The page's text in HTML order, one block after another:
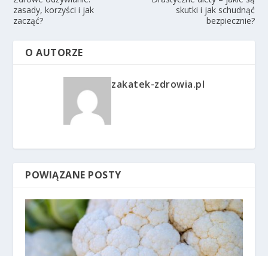
zasady, korzyści i jak
zacząć?
skutki i jak schudnąć
bezpiecznie?
O AUTORZE
zakatek-zdrowia.pl
POWIĄZANE POSTY